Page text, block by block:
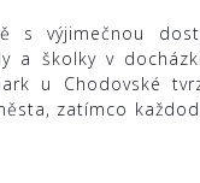
s výjimečnou
a školky v
u Chodovské
zatímco